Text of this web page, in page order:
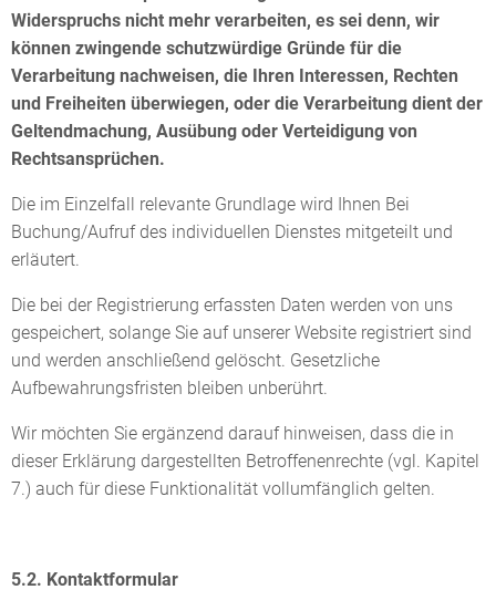
Widerspruchs nicht mehr verarbeiten, es sei denn, wir
können zwingende schutzwürdige Gründe für die
Verarbeitung nachweisen, die Ihren Interessen, Rechten
und Freiheiten überwiegen, oder die Verarbeitung dient der
Geltendmachung, Ausübung oder Verteidigung von
Rechtsansprüchen.
Die im Einzelfall relevante Grundlage wird Ihnen Bei
Buchung/Aufruf des individuellen Dienstes mitgeteilt und
erläutert.
Die bei der Registrierung erfassten Daten werden von uns
gespeichert, solange Sie auf unserer Website registriert sind
und werden anschließend gelöscht. Gesetzliche
Aufbewahrungsfristen bleiben unberührt.
Wir möchten Sie ergänzend darauf hinweisen, dass die in
dieser Erklärung dargestellten Betroffenenrechte (vgl. Kapitel
7.) auch für diese Funktionalität vollumfänglich gelten.
5.2. Kontaktformular